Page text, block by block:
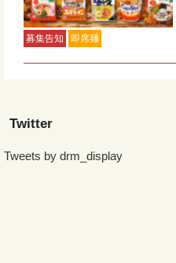
募集告知 即席麺
Twitter
Tweets by drm_display